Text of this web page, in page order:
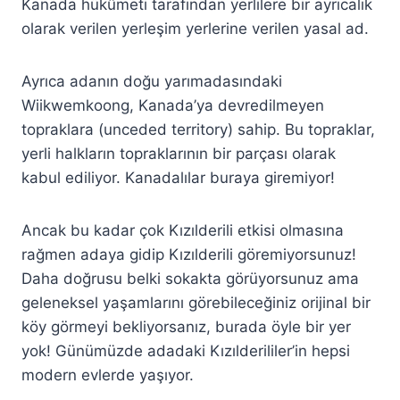
Kanada hükûmeti tarafından yerlilere bir ayrıcalık
olarak verilen yerleşim yerlerine verilen yasal ad.
Ayrıca adanın doğu yarımadasındaki
Wiikwemkoong, Kanada’ya devredilmeyen
topraklara (unceded territory) sahip. Bu topraklar,
yerli halkların topraklarının bir parçası olarak
kabul ediliyor. Kanadalılar buraya giremiyor!
Ancak bu kadar çok Kızılderili etkisi olmasına
rağmen adaya gidip Kızılderili göremiyorsunuz!
Daha doğrusu belki sokakta görüyorsunuz ama
geleneksel yaşamlarını görebileceğiniz orijinal bir
köy görmeyi bekliyorsanız, burada öyle bir yer
yok! Günümüzde adadaki Kızılderililer’in hepsi
modern evlerde yaşıyor.